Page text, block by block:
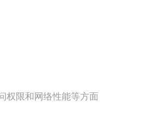
权限和网络性能等方面